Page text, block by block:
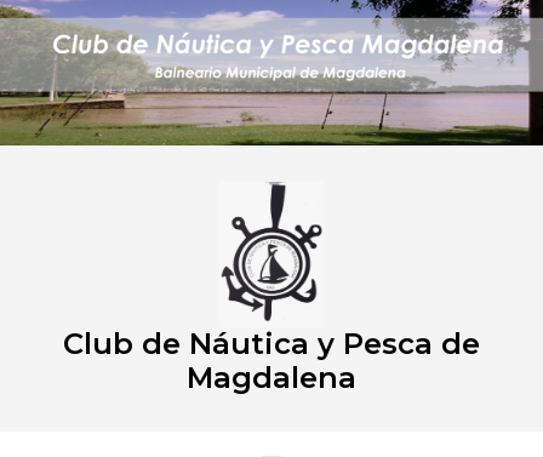
Club de Náutica y Pesca de
Magdalena